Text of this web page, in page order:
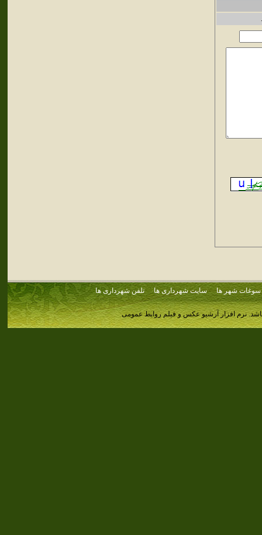
سوغات شهر ها سایت شهرداری ها تلفن شهرداری ها
نرم افزار آرشیو عکس و فیلم روابط عمومی